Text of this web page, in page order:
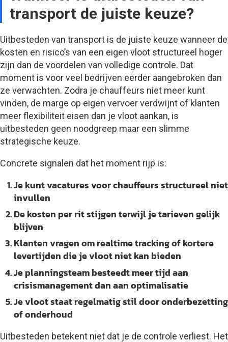
transport de juiste keuze?
Uitbesteden van transport is de juiste keuze wanneer de
kosten en risico’s van een eigen vloot structureel hoger
zijn dan de voordelen van volledige controle. Dat
moment is voor veel bedrijven eerder aangebroken dan
ze verwachten. Zodra je chauffeurs niet meer kunt
vinden, de marge op eigen vervoer verdwijnt of klanten
meer flexibiliteit eisen dan je vloot aankan, is
uitbesteden geen noodgreep maar een slimme
strategische keuze.
Concrete signalen dat het moment rijp is:
Je kunt vacatures voor chauffeurs structureel niet
invullen
De kosten per rit stijgen terwijl je tarieven gelijk
blijven
Klanten vragen om realtime tracking of kortere
levertijden die je vloot niet kan bieden
Je planningsteam besteedt meer tijd aan
crisismanagement dan aan optimalisatie
Je vloot staat regelmatig stil door onderbezetting
of onderhoud
Uitbesteden betekent niet dat je de controle verliest. Het